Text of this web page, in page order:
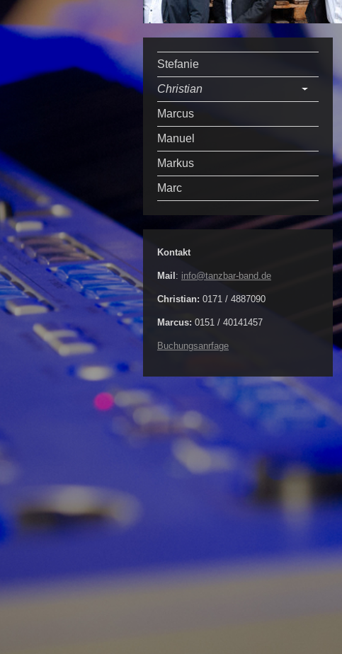
Stefanie
Christian
Marcus
Manuel
Markus
Marc
Kontakt
Mail : info@tanzbar-band.de
Christian: 0171 / 4887090
Marcus: 0151 / 40141457
Buchungsanrfage